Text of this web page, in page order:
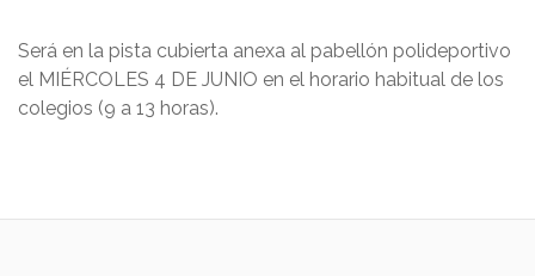
Será en la pista cubierta anexa al pabellón polideportivo
el MIÉRCOLES 4 DE JUNIO en el horario habitual de los
colegios (9 a 13 horas).